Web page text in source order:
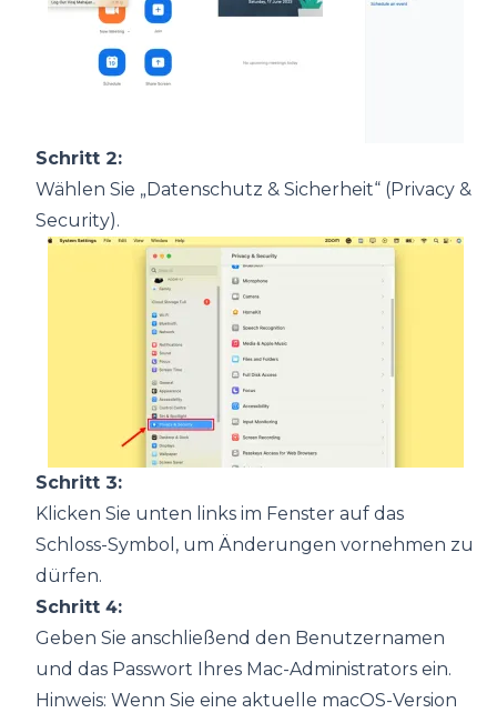
Schritt 2:
Wählen Sie „Datenschutz & Sicherheit“ (Privacy &
Security).
Schritt 3:
Klicken Sie unten links im Fenster auf das
Schloss-Symbol, um Änderungen vornehmen zu
dürfen.
Schritt 4:
Geben Sie anschließend den Benutzernamen
und das Passwort Ihres Mac-Administrators ein.
Hinweis: Wenn Sie eine aktuelle macOS-Version